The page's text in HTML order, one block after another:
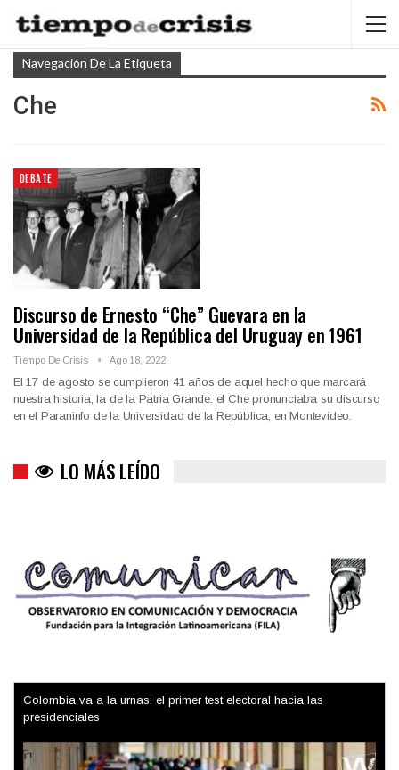
Navegación De La Etiqueta
Che
DEBATE
Discurso de Ernesto “Che” Guevara en la
Universidad de la República del Uruguay en 1961
Tiempo De Crisis Ago 18, 2022
El 17 de agosto se cumplieron 41 años de aquel hecho que marcará
nuestra historia, la de la Patria Grande: el Che pronunciaba su discurso
en el Paraninfo de la Universidad de la República, en Montevideo.
LO MÁS LEÍDO
Colombia va a la urnas: el primer test electoral hacia las
presidenciales